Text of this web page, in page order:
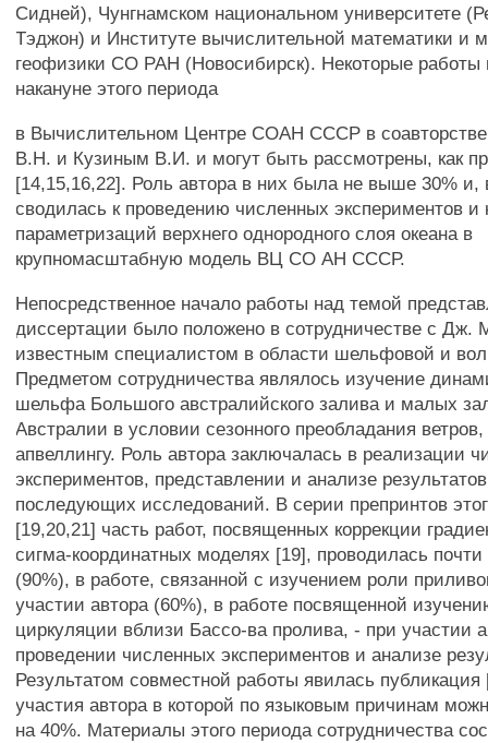
Сидней), Чунгнамском национальном университете
Тэджон) и Институте вычислительной математики и
геофизики СО РАН (Новосибирск). Некоторые работы
накануне этого периода
в Вычислительном Центре СОАН СССР в
В.Н. и Кузиным В.И. и могут быть рассмотрены, как
[14,15,16,22]. Роль автора в них была не выше 30% и,
сводилась к проведению численных экспериментов и
параметризаций верхнего однородного слоя океана в
крупномасштабную модель ВЦ СО АН СССР.
Непосредственное начало работы над темой
диссертации было положено в сотрудничестве с Дж.
известным специалистом в области шельфовой и
Предметом сотрудничества являлось изучение
шельфа Большого австралийского залива и малых
Австралии в условии сезонного преобладания
апвеллингу. Роль автора заключалась в реализации
экспериментов, представлении и анализе
последующих исследований. В серии препринтов
[19,20,21] часть работ, посвященных коррекции
сигма-координатных моделях [19], проводилась почти
(90%), в работе, связанной с изучением роли
участии автора (60%), в работе посвященной
циркуляции вблизи Бассо-ва пролива, - при участии
проведении численных экспериментов и анализе
Результатом совместной работы явилась публикация
участия автора в которой по языковым причинам
на 40%. Материалы этого периода сотрудничества